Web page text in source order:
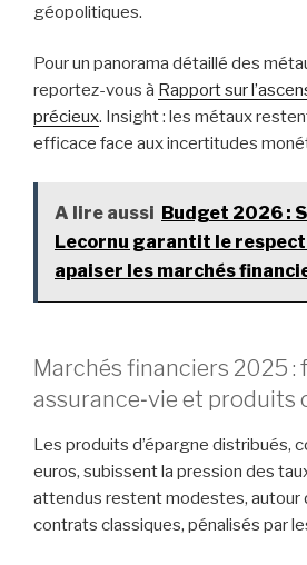
géopolitiques.
Pour un panorama détaillé des
reportez-vous à Rapport sur
précieux. Insight : les métaux
efficace face aux incertitudes
A lire aussi Budget 2026 :
Lecornu garantit le respect
apaiser les marchés
Marchés financiers 2025 :
assurance‑vie et produits
Les produits d’épargne distribués,
euros, subissent la pression des
attendus restent modestes, autour
contrats classiques, pénalisés par